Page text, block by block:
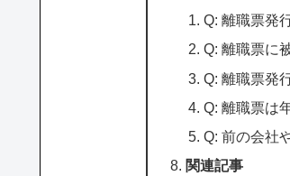
Q: 離職票発
Q: 離職票に
Q: 離職票発
Q: 離職票は
Q: 前の会社
関連記事